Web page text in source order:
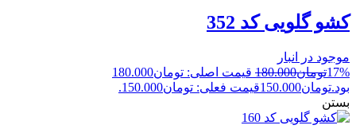
کشو گلویی کد 352
موجود در انبار
17%تومان180.000
قیمت اصلی: تومان180.000
بود.تومان150.000قیمت فعلی: تومان150.000.
بستن